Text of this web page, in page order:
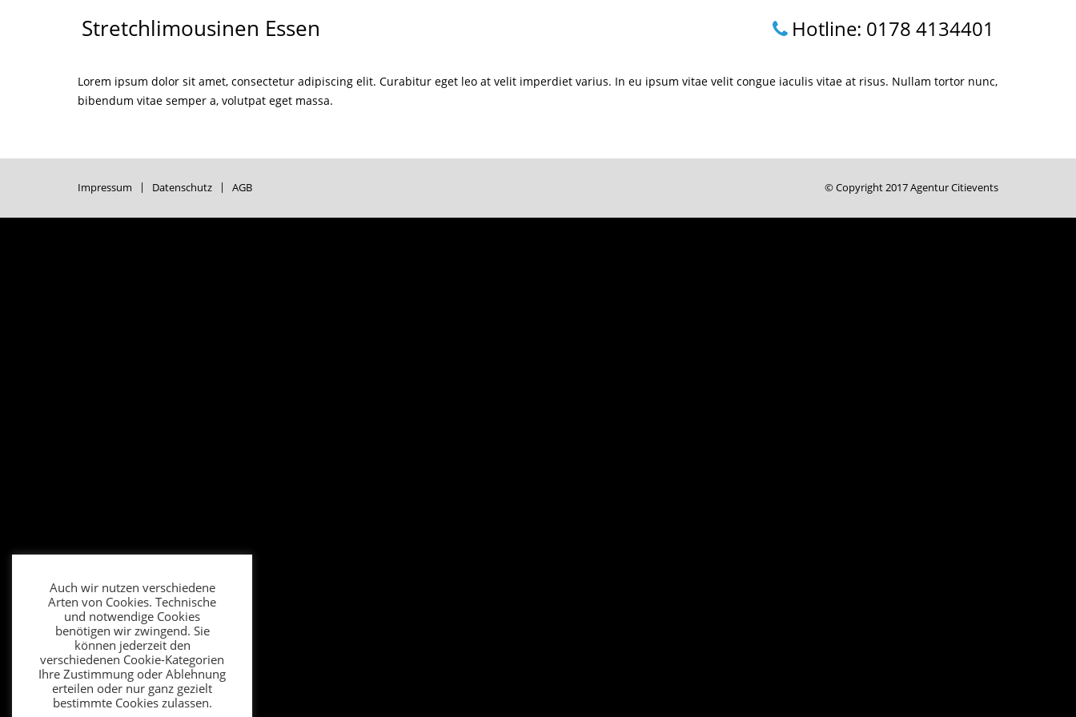
Stretchlimousinen Essen Hotline: 0178 4134401
Lorem ipsum dolor sit amet, consectetur adipiscing elit. Curabitur eget leo at velit imperdiet varius. In eu ipsum vitae velit congue iaculis vitae at risus. Nullam tortor nunc,
bibendum vitae semper a, volutpat eget massa.
Impressum Datenschutz AGB © Copyright 2017 Agentur Citievents
Auch wir nutzen verschiedene
Arten von Cookies. Technische
und notwendige Cookies
benötigen wir zwingend. Sie
können jederzeit den
verschiedenen Cookie-Kategorien
Ihre Zustimmung oder Ablehnung
erteilen oder nur ganz gezielt
bestimmte Cookies zulassen.